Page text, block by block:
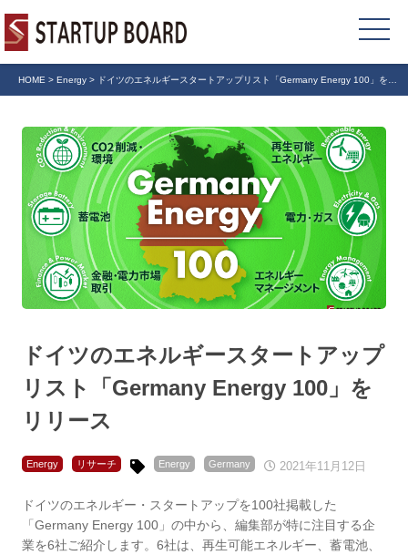
HOME > Energy > ドイツのエネルギースタートアップリスト「Germany Energy 100」をリ
ドイツのエネルギースタートアップ
リスト「Germany Energy 100」を
リリース
Energy リサーチ Energy Germany 2021年11月12日
ドイツのエネルギー・スタートアップを100社掲載した
「Germany Energy 100」の中から、編集部が特に注目する企
業を6社ご紹介します。6社は、再生可能エネルギー、蓄電池、